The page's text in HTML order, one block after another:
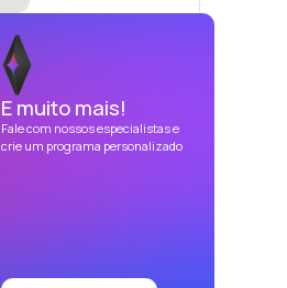
E muito mais!
Fale com nossos especialistas e
crie um programa personalizado